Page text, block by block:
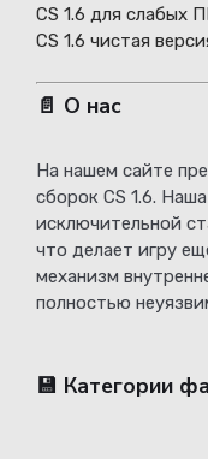
CS 1.6 для слабых
CS 1.6 чистая
📄 О нас
На нашем сайте
сборок CS 1.6.
исключительной
что делает игру
механизм
полностью
💾 Категории